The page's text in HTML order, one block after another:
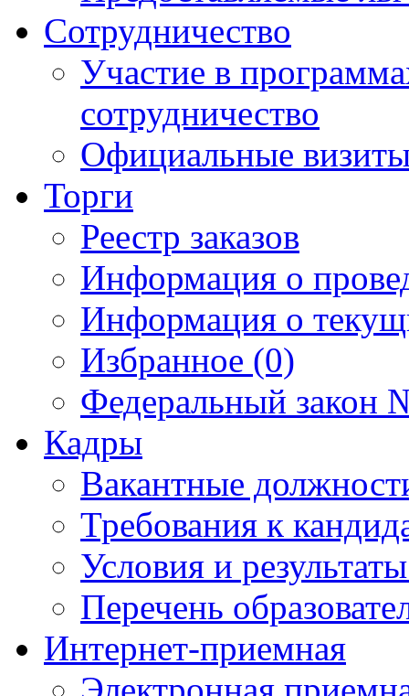
Сотрудничество
Участие в
сотрудничество
Официальные
Торги
Реестр заказов
Информация о
Информация о
Избранное (0)
Федеральный закон
Кадры
Вакантные
Требования к
Условия и
Перечень
Интернет-приемная